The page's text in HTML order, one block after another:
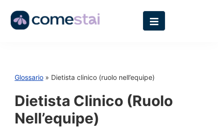
Glossario » Dietista clinico (ruolo nell’equipe)
Dietista Clinico (ruolo
Nell’equipe)